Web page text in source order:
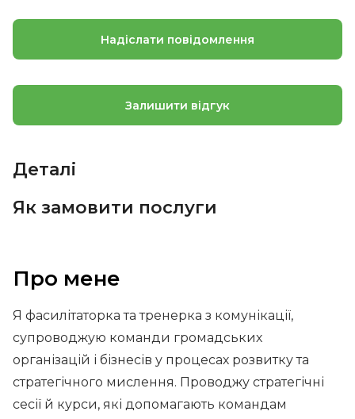
Про мене
Я фасилітаторка та тренерка з комунікації,
супроводжую команди громадських
організацій і бізнесів у процесах розвитку та
стратегічного мислення. Проводжу стратегічні
сесії й курси, які допомагають командам
Надіслати повідомлення
Залишити відгук
Деталі
Як замовити послуги